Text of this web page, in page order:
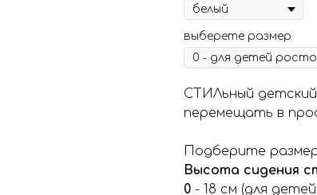
выберете размер
СТИЛьный
перемещать в
Подберите
Высота сидения
0 - 18 см (для